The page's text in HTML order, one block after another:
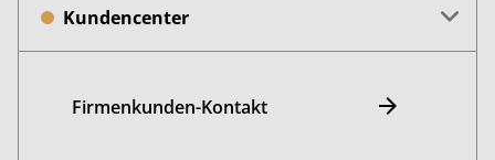
Kundencenter
Firmenkunden-Kontakt